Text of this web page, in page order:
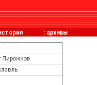
: архивы
Пирожков